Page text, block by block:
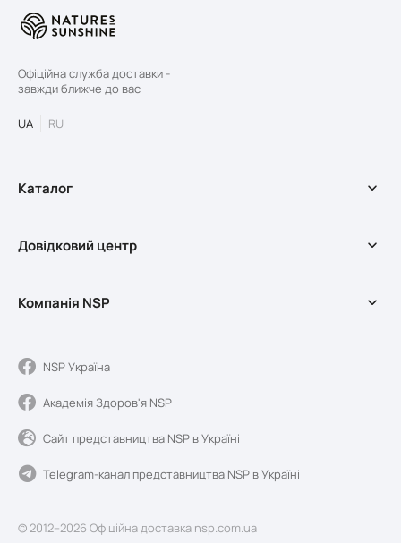
Офіційна служба доставки -
завжди ближче до вас
UA RU
Каталог
Оздоровчі програми
Мерч
Довідковий центр
Довідковий центр
Умови використання сайту
Компанія NSP
Про компанію NSP
Новини Sunshine
Блог
Контакти
NSP Україна
Академія Здоров'я NSP
Сайт представництва NSP в Україні
Telegram-канал представництва NSP в Україні
© 2012–2026 Офіційна доставка nsp.com.ua